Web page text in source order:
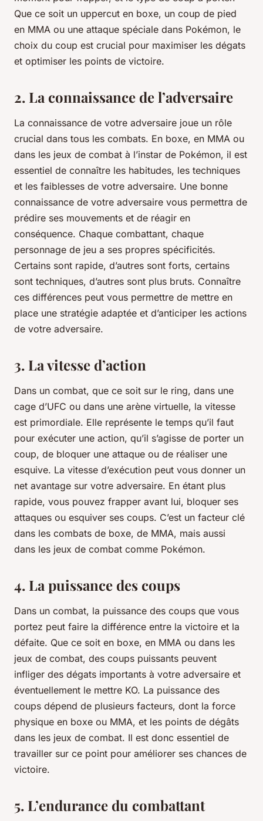
Que ce soit un uppercut en boxe, un coup de pied
en MMA ou une attaque spéciale dans Pokémon, le
choix du coup est crucial pour maximiser les dégats
et optimiser les points de victoire.
2. La connaissance de l’adversaire
La connaissance de votre adversaire joue un rôle
crucial dans tous les combats. En boxe, en MMA ou
dans les jeux de combat à l’instar de Pokémon, il est
essentiel de connaître les habitudes, les techniques
et les faiblesses de votre adversaire. Une bonne
connaissance de votre adversaire vous permettra de
prédire ses mouvements et de réagir en
conséquence. Chaque combattant, chaque
personnage de jeu a ses propres spécificités.
Certains sont rapide, d’autres sont forts, certains
sont techniques, d’autres sont plus bruts. Connaître
ces différences peut vous permettre de mettre en
place une stratégie adaptée et d’anticiper les actions
de votre adversaire.
3. La vitesse d’action
Dans un combat, que ce soit sur le ring, dans une
cage d’UFC ou dans une arène virtuelle, la vitesse
est primordiale. Elle représente le temps qu’il faut
pour exécuter une action, qu’il s’agisse de porter un
coup, de bloquer une attaque ou de réaliser une
esquive. La vitesse d’exécution peut vous donner un
net avantage sur votre adversaire. En étant plus
rapide, vous pouvez frapper avant lui, bloquer ses
attaques ou esquiver ses coups. C’est un facteur clé
dans les combats de boxe, de MMA, mais aussi
dans les jeux de combat comme Pokémon.
4. La puissance des coups
Dans un combat, la puissance des coups que vous
portez peut faire la différence entre la victoire et la
défaite. Que ce soit en boxe, en MMA ou dans les
jeux de combat, des coups puissants peuvent
infliger des dégats importants à votre adversaire et
éventuellement le mettre KO. La puissance des
coups dépend de plusieurs facteurs, dont la force
physique en boxe ou MMA, et les points de dégâts
dans les jeux de combat. Il est donc essentiel de
travailler sur ce point pour améliorer ses chances de
victoire.
5. L’endurance du combattant